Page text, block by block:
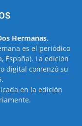
Hermanas.
es el periódico
España). La edición
digital comenzó su
en la edición